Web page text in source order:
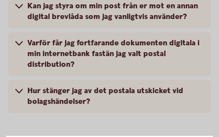
Kan jag styra om min post från er mot en annan
digital brevlåda som jag vanligtvis använder?
Varför får jag fortfarande dokumenten digitala i
min internetbank fastän jag valt postal
distribution?
Hur stänger jag av det postala utskicket vid
bolagshändelser?